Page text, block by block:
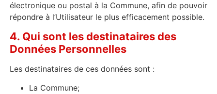
électronique ou postal à la Commune, afin de pouvoir
répondre à l’Utilisateur le plus efficacement possible.
4. Qui sont les destinataires des
Données Personnelles
Les destinataires de ces données sont :
La Commune;